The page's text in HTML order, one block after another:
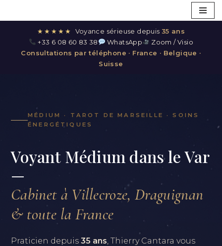
contenu
★★★★★ Voyance sérieuse depuis 35 ans
+33 6 08 60 83 38
WhatsApp
Zoom / Visio
Consultations par téléphone · France · Belgique ·
Suisse
MÉDIUM · TAROT DE MARSEILLE · SOINS
ÉNERGÉTIQUES
Voyant Médium dans le Var
—
Cabinet à Villecroze, Draguignan
& toute la France
Praticien depuis 35 ans, Thierry Cantara vous